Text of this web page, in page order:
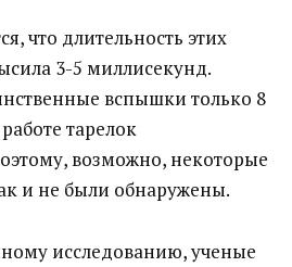
что длительность этих
3-5 миллисекунд.
вспышки только 8
тарелок
возможно, некоторые
и не были обнаружены.
исследованию, ученые